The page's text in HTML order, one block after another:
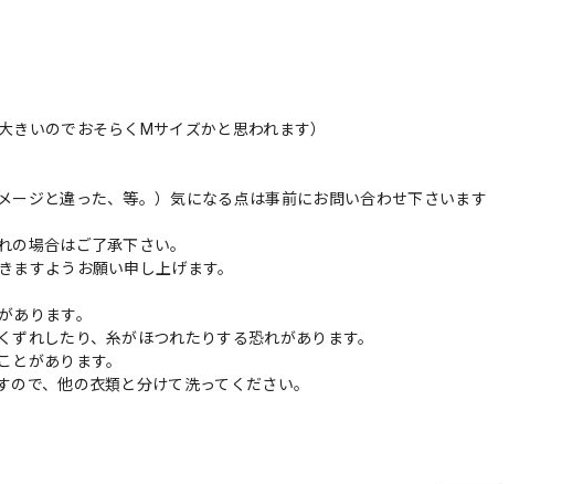
きいのでおそらくMサイズかと思われます）
ージと違った、等。）気になる点は事前にお問い合わせ下さいます
の場合はご了承下さい。
ますようお願い申し上げます。
あります。
れしたり、糸がほつれたりする恐れがあります。
とがあります。
で、他の衣類と分けて洗ってください。